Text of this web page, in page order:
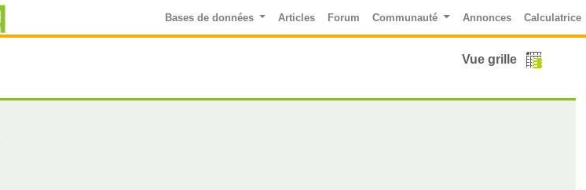
Bases de données Articles Forum Communauté Annonces Calculatrice
Vue grille